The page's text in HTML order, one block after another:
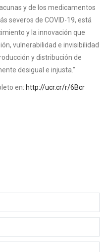
y de los medicamentos
severos de COVID-19, está
y la innovación que
vulnerabilidad e invisibilidad
y distribución de
desigual e injusta."
en: http://ucr.cr/r/6Bcr